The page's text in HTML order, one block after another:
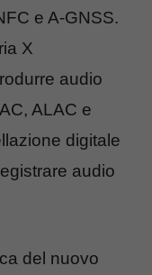
e A-GNSS.
X
audio
ALAC e
digitale
audio
del nuovo